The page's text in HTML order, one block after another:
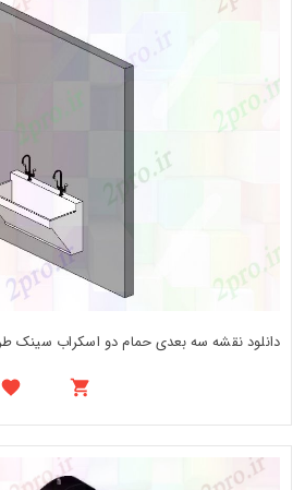
دانلود نقشه سه بعدی حمام دو اسکراب سینک طراحی